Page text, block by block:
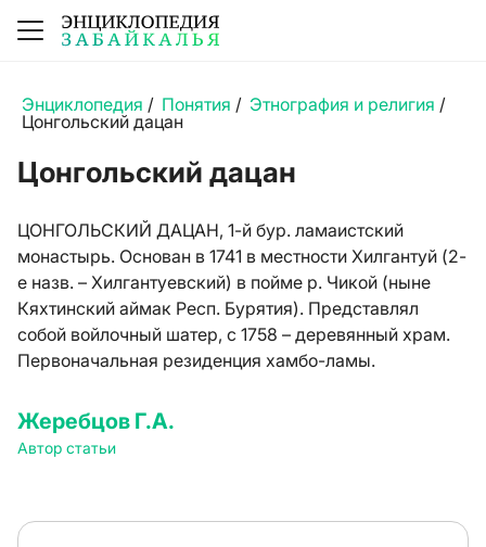
Энциклопедия / Понятия / Этнография и религия /
Цонгольский дацан
Цонгольский дацан
ЦОНГОЛЬСКИЙ ДАЦАН, 1-й бур. ламаистский
монастырь. Основан в 1741 в местности Хилгантуй (2-
е назв. – Хилгантуевский) в пойме р. Чикой (ныне
Кяхтинский аймак Респ. Бурятия). Представлял
собой войлочный шатер, с 1758 – деревянный храм.
Первоначальная резиденция хамбо-ламы.
Жеребцов Г.А.
Автор статьи